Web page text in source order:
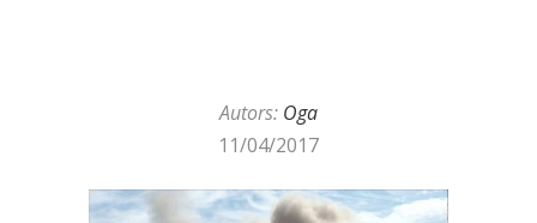
Autors: Oga
11/04/2017